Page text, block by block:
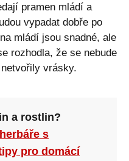
pramen mládí a
vypadat dobře po
mládí jsou snadné, ale
rozhodla, že se nebude
vrásky.
a rostlin?
s
pro domácí